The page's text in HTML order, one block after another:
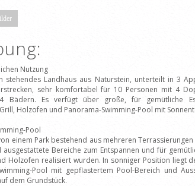
Nutzung
stehendes Landhaus aus Naturstein, unterteilt in 3
sehr komfortabel für 10 Personen mit 4
4 Bädern. Es verfügt über große, für gemütliche
Holzofen und Panorama-Swimming-Pool mit
Pool
einem Park bestehend aus mehreren
Bereiche zum Entspannen und für
Holzofen realisiert wurden. In sonniger Position liegt
Pool mit gepflastertem Pool-Bereich und
dem Grundstück.